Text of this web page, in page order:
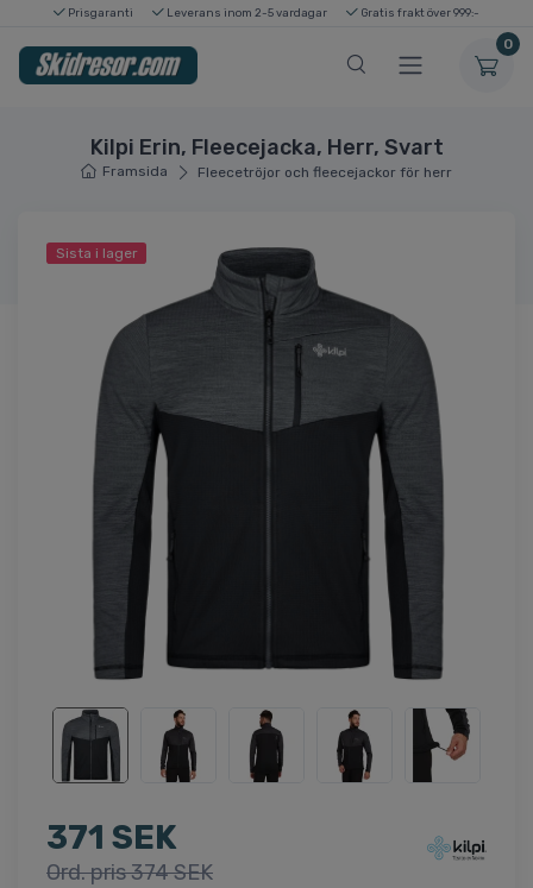
Prisgaranti Leverans inom 2-5 vardagar Gratis frakt över 999:-
0
Kilpi Erin, Fleecejacka, Herr, Svart
Framsida Fleecetröjor och fleecejackor för herr
Sista i lager
371 SEK
Ord. pris 374 SEK